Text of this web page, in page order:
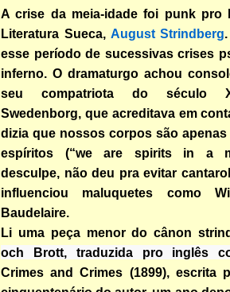
A crise da meia-idade foi punk pro
Literatura Sueca, August Strindberg
esse período de sucessivas crises
inferno. O dramaturgo achou
seu compatriota do século
Swedenborg, que acreditava em
dizia que nossos corpos são
espíritos (“we are spirits in a
desculpe, não deu pra evitar
influenciou maluquetes como
Baudelaire.
Li uma peça menor do cânon
och Brott, traduzida pro inglês
Crimes and Crimes (1899), escrita